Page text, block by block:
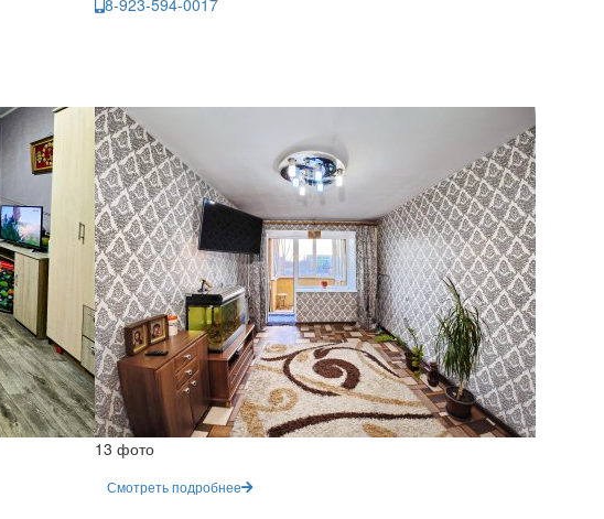
8-923-594-0017
13 фото
Смотреть подробнее